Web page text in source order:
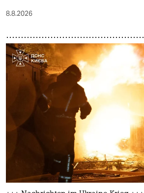
shop
unterstützen
abo
genossenschaft
epaper login
8.8.2026